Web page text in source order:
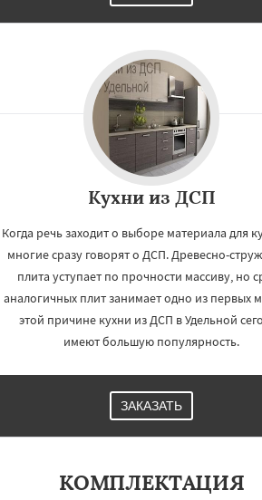
Кухни из ДСП
Когда речь заходит о выборе материала для
многие сразу говорят о ДСП. Древесно-
плита уступает по прочности массиву, но
аналогичных плит занимает одно из первых
этой причине кухни из ДСП в Удельной
имеют большую популярность.
ЗАКАЗАТЬ
КОМПЛЕКТАЦИЯ